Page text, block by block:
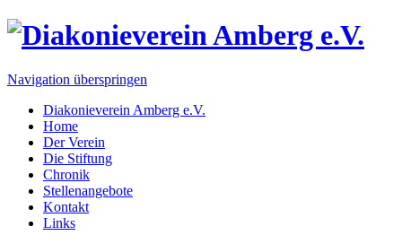
Navigation überspringen
Diakonieverein Amberg e.V.
Home
Der Verein
Die Stiftung
Chronik
Stellenangebote
Kontakt
Links